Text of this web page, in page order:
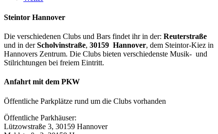
Steintor Hannover
Die verschiedenen Clubs und Bars findet ihr in der: Reuterstraße
und in derScholvinstraße, 30159 Hannover, dem Steintor-Kiez in
Hannovers Zentrum. Die Clubs bieten verschiedenste Musik- und
Stilrichtungen bei freiem Eintritt.
Anfahrt mit dem PKW
Öffentliche Parkplätze rund um die Clubs vorhanden
Öffentliche Parkhäuser:
Lützowstraße 3, 30159 Hannover